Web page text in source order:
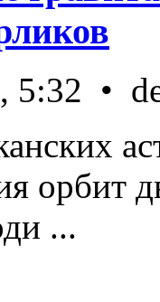
5:32 •
орбит
...